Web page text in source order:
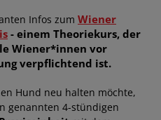
Infos zum Wiener
- einem Theoriekurs, der
Wiener*innen vor
verpflichtend ist.
Hund neu halten möchte,
genannten 4-stündigen